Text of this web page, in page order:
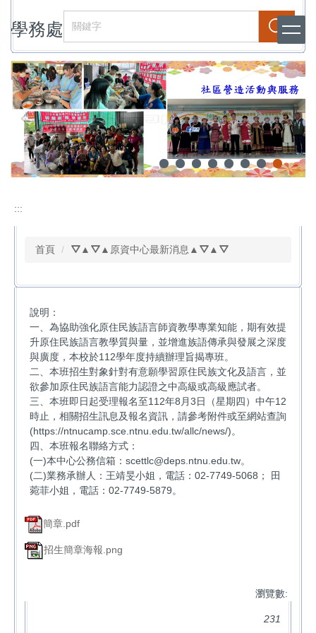
到
要
內
容
區
學務處 搜尋
:::
首頁 ⛛▲⛛▲原資中心最新消息▲⛛▲⛛
說明：
一、為協助強化原住民族語言師資教學專業知能，期有效提
升原住民族語言教學質與量，並增進族語傳承與發展之深度
與廣度，本校於112學年度持續辦理旨揭專班。
二、本班招生對象針對有意願學習原住民族文化及語言，並
欲參加原住民族語言能力認證之中高級或高級應試者。
三、本班即日起受理報名至112年8月3日（星期四）中午12
時止，相關招生訊息及報名資訊，請參考附件或至網站查詢
(https://ntnucamp.sce.ntnu.edu.tw/allc/news/)。
四、本班報名聯絡方式：
(一)本中心公務信箱：scettlc@deps.ntnu.edu.tw。
(二)業務承辦人：王靖旻小姐，電話：02-7749-5068； 田
菀菲小姐，電話：02-7749-5879。
簡章.pdf
招生簡章海報.png
瀏覽數:
231